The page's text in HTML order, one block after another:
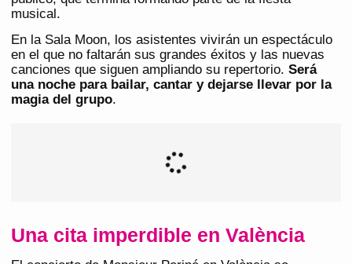
musical.
En la Sala Moon, los asistentes vivirán un espectáculo
en el que no faltarán sus grandes éxitos y las nuevas
canciones que siguen ampliando su repertorio. Será
una noche para bailar, cantar y dejarse llevar por la
magia del grupo.
Una cita imperdible en València